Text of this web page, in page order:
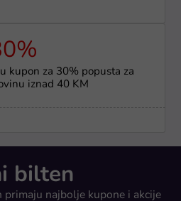
kupon za 30% popusta za
iznad 40 KM
bilten
primaju najbolje kupone i akcije